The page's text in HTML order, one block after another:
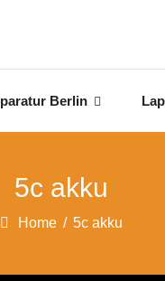
Berlin
5c akku
Home / 5c akku